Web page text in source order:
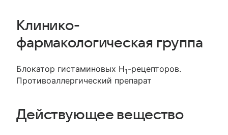
Клинико-
фармакологическая группа
Блокатор гистаминовых Н1-рецепторов.
Противоаллергический препарат
Действующее вещество